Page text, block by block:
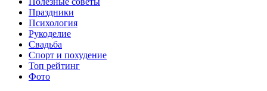
Праздники
Психология
Рукоделие
Свадьба
Спорт и похудение
Топ рейтинг
Фото